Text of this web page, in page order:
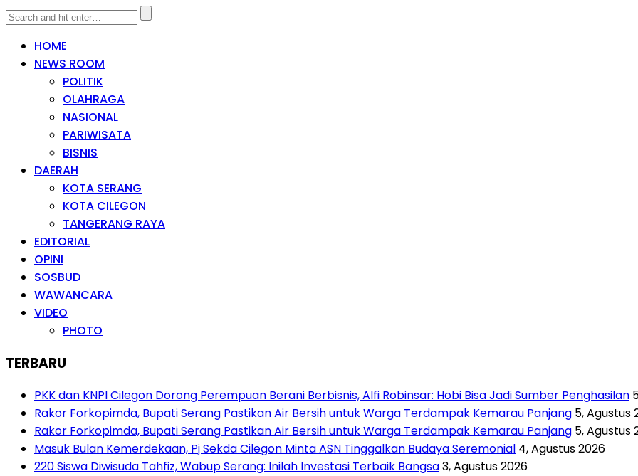
HOME
NEWS ROOM
POLITIK
OLAHRAGA
NASIONAL
PARIWISATA
BISNIS
DAERAH
KOTA SERANG
KOTA CILEGON
TANGERANG RAYA
EDITORIAL
OPINI
SOSBUD
WAWANCARA
VIDEO
PHOTO
TERBARU
PKK dan KNPI Cilegon Dorong Perempuan Berani Berbisnis, Alfi Robinsar: Hobi Bisa Jadi Sumber Penghasilan
Rakor Forkopimda, Bupati Serang Pastikan Air Bersih untuk Warga Terdampak Kemarau Panjang 5, Agustus
Rakor Forkopimda, Bupati Serang Pastikan Air Bersih untuk Warga Terdampak Kemarau Panjang 5, Agustus
Masuk Bulan Kemerdekaan, Pj Sekda Cilegon Minta ASN Tinggalkan Budaya Seremonial 4, Agustus 2026
220 Siswa Diwisuda Tahfiz, Wabup Serang: Inilah Investasi Terbaik Bangsa3, Agustus 2026